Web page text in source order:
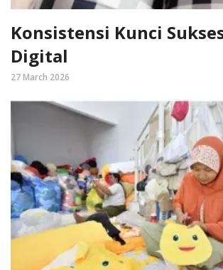
Konsistensi Kunci
Digital
27 March 2026